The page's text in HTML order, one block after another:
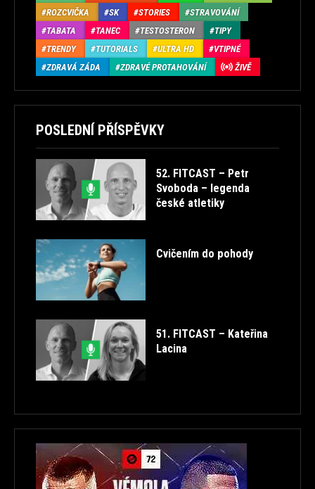
ROZCVIČKA
SK STORIES
STRAVOVÁNÍ
TABATA
TANEC TESTOSTERON
TIPY
TRENDY
TUTORIALS ULTRA HD
VTIPNÉ
ZDRAVÁ ZÁDA
ZDRAVÉ PROTAHOVÁNÍ ŽIVĚ
POSLEDNÍ PŘÍSPĚVKY
52. FITCAST – Petr
Svoboda – legenda
české atletiky
Cvičením do pohody
51. FITCAST – Kateřina
Lacina